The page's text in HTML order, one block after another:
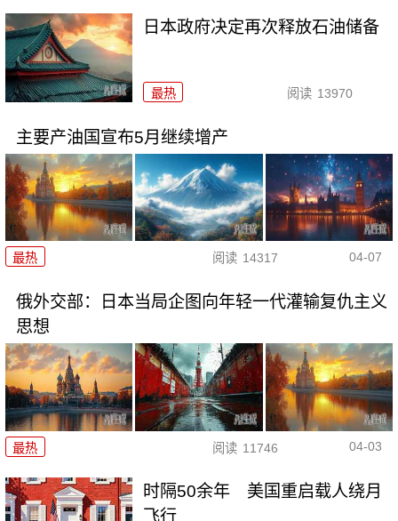
日本政府决定再次释放石油储备
最热 阅读 13970
主要产油国宣布5月继续增产
最热 阅读 14317 04-07
俄外交部：日本当局企图向年轻一代灌输复仇主义
思想
最热 阅读 11746 04-03
时隔50余年 美国重启载人绕月
飞行